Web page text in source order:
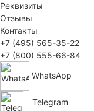
Реквизиты
Отзывы
Контакты
+7 (495) 565-35-22
+7 (800) 555-66-84
WhatsApp
Telegram